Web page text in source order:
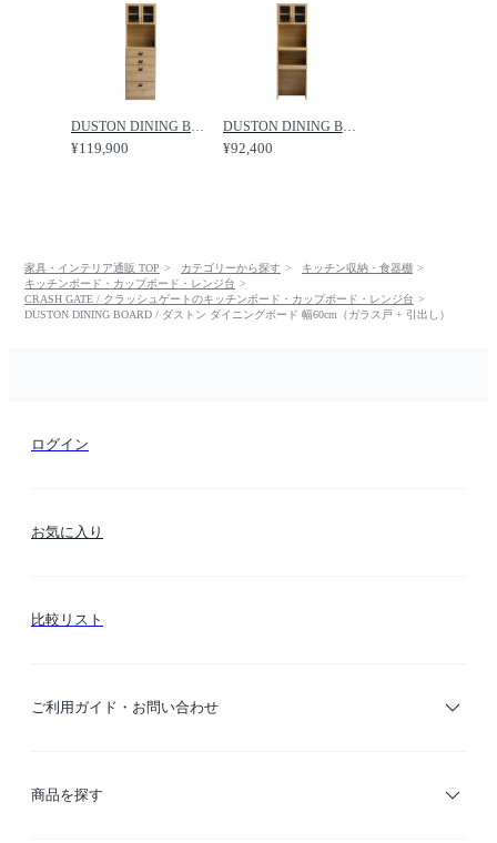
DUSTON DINING BOARD / ダストン ダイニングボード 幅60cm（オープンガラス + 引出し） / CRASH GATE / クラッシュゲート
¥119,900
DUSTON DINING BOARD / ダストン ダイニングボード 幅60cm（ガラスオープン + オープン） / CRASH GATE / クラッシュゲート
¥92,400
家具・インテリア通販 TOP カテゴリーから探す
キッチン収納・食器棚
キッチンボード・カップボード・レンジ台
CRASH GATE / クラッシュゲートのキッチンボード・カップボード・レンジ台
DUSTON DINING BOARD / ダストン ダイニングボード 幅60cm（ガラス戸 + 引出し）
ログイン
お気に入り
比較リスト
ご利用ガイド・お問い合わせ
ご利用ガイド
商品を探す